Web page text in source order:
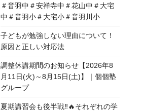
＃音羽中＃安祥寺中＃花山中＃大宅
中＃音羽小＃大宅小＃音羽川小
子どもが勉強しない理由について！
原因と正しい対応法
調整休講期間のお知らせ【2026年8
月11日(火)～8月15日(土)】｜個個塾
グループ
夏期講習会も後半戦‼🔥それぞれの学